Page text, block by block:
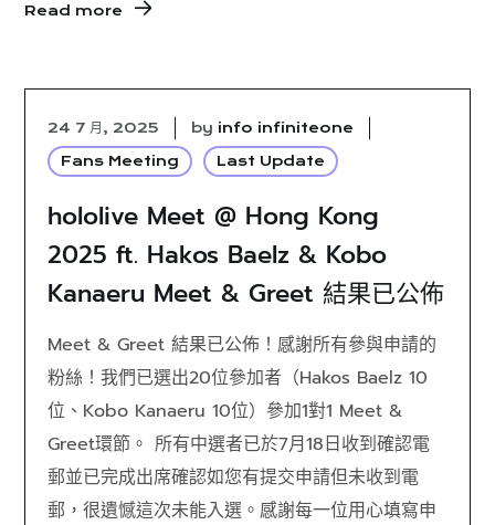
Read more
24 7 月, 2025 by info infiniteone
Fans Meeting
Last Update
hololive Meet @ Hong Kong
2025 ft. Hakos Baelz & Kobo
Kanaeru Meet & Greet 結果已公佈
Meet & Greet 結果已公佈！感謝所有參與申請的
粉絲！我們已選出20位參加者（Hakos Baelz 10
位、Kobo Kanaeru 10位）參加1對1 Meet &
Greet環節。 所有中選者已於7月18日收到確認電
郵並已完成出席確認如您有提交申請但未收到電
郵，很遺憾這次未能入選。感謝每一位用心填寫申